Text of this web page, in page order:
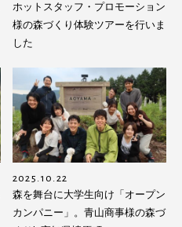
ホットスタッフ・プロモーション
様の森づくり体験ツアーを行いま
した
2025.10.22
森を舞台に大学生向け「オープン
カンパニー」。青山商事様の森づ